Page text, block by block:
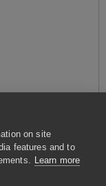
on site
features and to
Learn more